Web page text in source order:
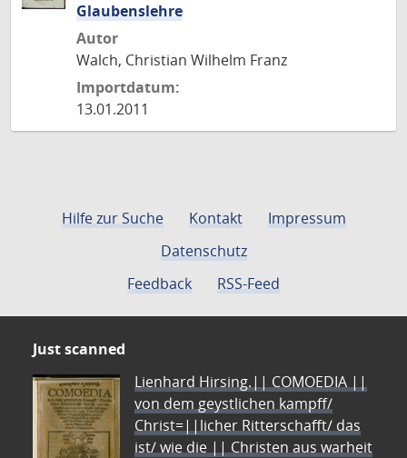
Glaubenslehre
Autor
Walch, Christian Wilhelm Franz
Importdatum:
13.01.2011
Hilfe zur Suche Kontakt
Impressum
Datenschutz
Feedback
RSS-Feed
Just scanned
Lienhard Hirsing.|| COMOEDIA ||
von dem geystlichen kampff/
Christ=||licher Ritterschafft/ das
ist/ wie die || Christen aus warheit